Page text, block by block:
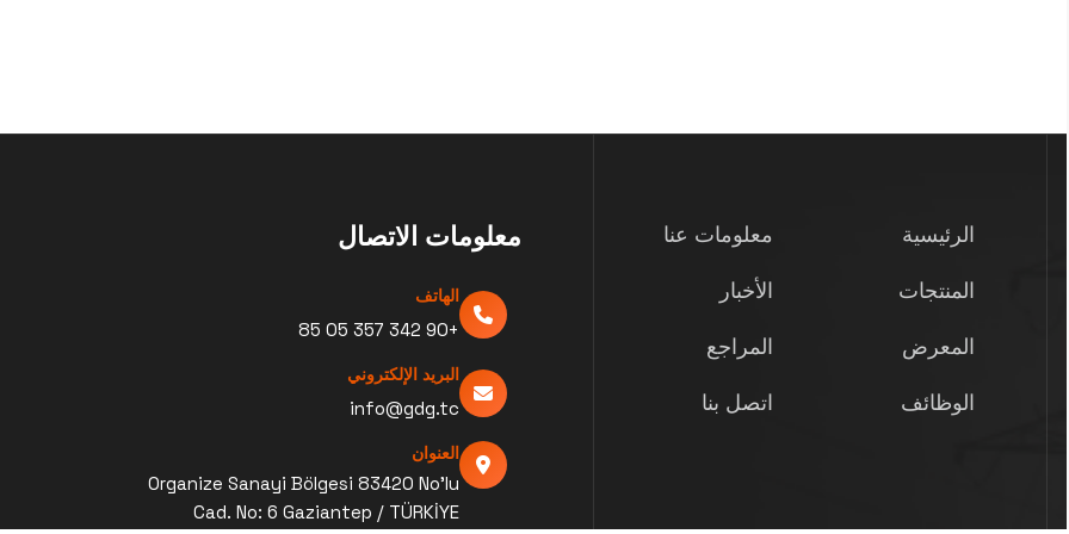
الرئيسية معلومات عنا
المنتجات الأخبار
المعرض المراجع
الوظائف اتصل بنا
معلومات الاتصال
الهاتف
+90 342 357 05 85
البريد الإلكتروني
info@gdg.tc
العنوان
Organize Sanayi Bölgesi 83420 No’lu
Cad. No: 6 Gaziantep / TÜRKİYE